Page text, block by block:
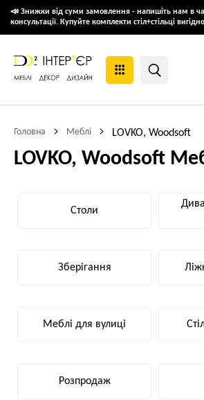
📣 Знижки від суми замовлення - напишіть нам в
консультації. Купуйте комплекти стіл+стільці
Головна Меблі LOVKO, Woodsoft
LOVKO, Woodsoft
Столи
Зберігання
Меблі для вулиці
Розпродаж